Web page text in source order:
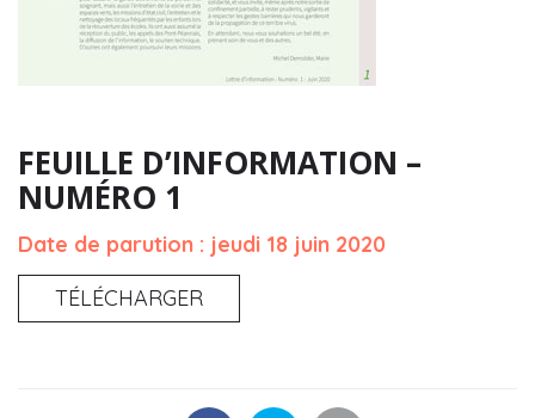
FEUILLE D’INFORMATION –
NUMÉRO 1
Date de parution : jeudi 18 juin 2020
TÉLÉCHARGER